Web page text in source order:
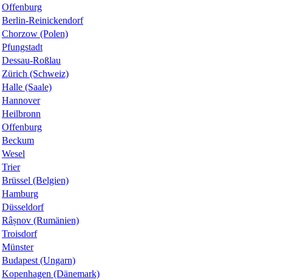
Offenburg
Berlin-Reinickendorf
Chorzow (Polen)
Pfungstadt
Dessau-Roßlau
Zürich (Schweiz)
Halle (Saale)
Hannover
Heilbronn
Offenburg
Beckum
Wesel
Trier
Brüssel (Belgien)
Hamburg
Düsseldorf
Râșnov (Rumänien)
Troisdorf
Münster
Budapest (Ungarn)
Kopenhagen (Dänemark)